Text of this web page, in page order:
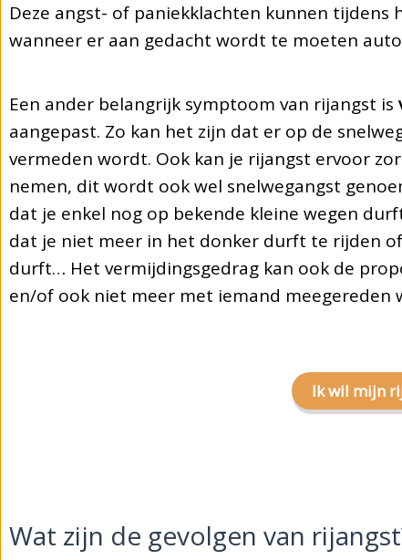
Deze angst- of paniekklachten kunnen tijdens
wanneer er aan gedacht wordt te moeten
Een ander belangrijk symptoom van rijangst is
aangepast. Zo kan het zijn dat er op de
vermeden wordt. Ook kan je rijangst ervoor
nemen, dit wordt ook wel snelwegangst
dat je enkel nog op bekende kleine wegen
dat je niet meer in het donker durft te rijden
durft… Het vermijdingsgedrag kan ook de
en/of ook niet meer met iemand meegereden
Ik wil mijn
Wat zijn de gevolgen van